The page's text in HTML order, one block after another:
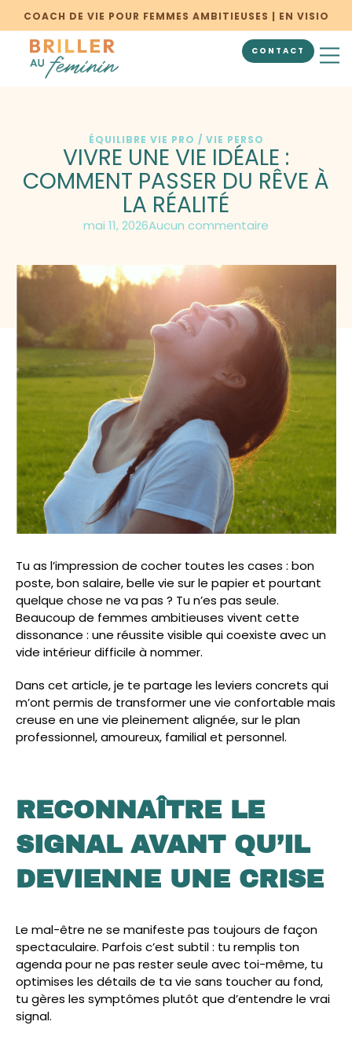
COACH DE VIE POUR FEMMES AMBITIEUSES | EN VISIO
CONTACT
ÉQUILIBRE VIE PRO / VIE PERSO
VIVRE UNE VIE IDÉALE :
COMMENT PASSER DU RÊVE À
LA RÉALITÉ
mai 11, 2026Aucun commentaire
Tu as l’impression de cocher toutes les cases : bon
poste, bon salaire, belle vie sur le papier et pourtant
quelque chose ne va pas ? Tu n’es pas seule.
Beaucoup de femmes ambitieuses vivent cette
dissonance : une réussite visible qui coexiste avec un
vide intérieur difficile à nommer.
Dans cet article, je te partage les leviers concrets qui
m’ont permis de transformer une vie confortable mais
creuse en une vie pleinement alignée, sur le plan
professionnel, amoureux, familial et personnel.
RECONNAÎTRE LE
SIGNAL AVANT QU’IL
DEVIENNE UNE CRISE
Le mal-être ne se manifeste pas toujours de façon
spectaculaire. Parfois c’est subtil : tu remplis ton
agenda pour ne pas rester seule avec toi-même, tu
optimises les détails de ta vie sans toucher au fond,
tu gères les symptômes plutôt que d’entendre le vrai
signal.